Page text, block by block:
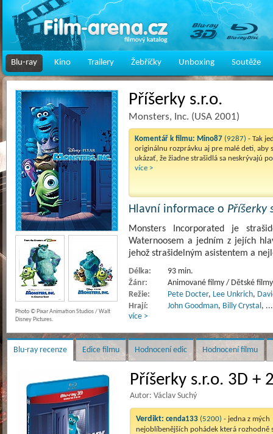
Blu-ray Kino Trailery Žebříčky Unboxing Soutěže
Příšerky s.r.o.
Monsters, Inc. (USA 2001)
Komentář k filmu: Mino87 (9287) - Tak
originálnu rozprávku aj pre malé deti, aby
ukázať, že žiadne strašidlá sa neskrývajú
více >
Hlavní informace o Příšerky
Monsters Incorporated je
Waternoosem a jedním z jejích
jehož strašidelným asistentem a
Délka:
93 min.
Žánr:
Animované filmy / Dětské
Režie:
Pete Docter, Lee Unkrich,
Hrají:
John Goodman, Billy Crystal ,
více >
Photo © Pixar Animation Studios / Walt
Disney Pictures.
Blu-ray recenze Edice filmu Hodnocení edic Hodnocení filmu
Příšerky s.r.o. 3D +
Autor: Václav Suchý
Verdikt: cenda133 (5200) - jedna z mých
nejoblíbenějších pohádek která rozhodně